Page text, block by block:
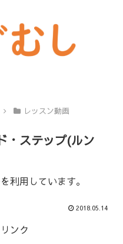
レッスン動画
・ステップ(ルン
利用しています。
2018.05.14
ンク